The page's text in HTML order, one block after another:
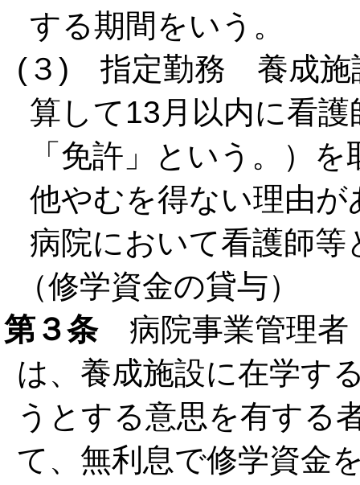
する期間をいう。
(３) 指定勤務 養成施
算して13月以内に看
「免許」という。）
他やむを得ない理由
病院において看護師
（修学資金の貸与）
第３条病院事業管理者
は、養成施設に在学す
うとする意思を有する
て、無利息で修学資金